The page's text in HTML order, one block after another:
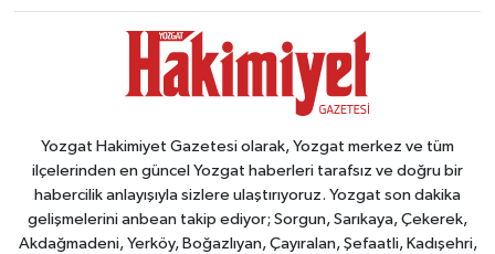
Yozgat Hakimiyet Gazetesi olarak, Yozgat merkez ve tüm
ilçelerinden en güncel Yozgat haberleri tarafsız ve doğru bir
habercilik anlayışıyla sizlere ulaştırıyoruz. Yozgat son dakika
gelişmelerini anbean takip ediyor; Sorgun, Sarıkaya, Çekerek,
Akdağmadeni, Yerköy, Boğazlıyan, Çayıralan, Şefaatli, Kadışehri,